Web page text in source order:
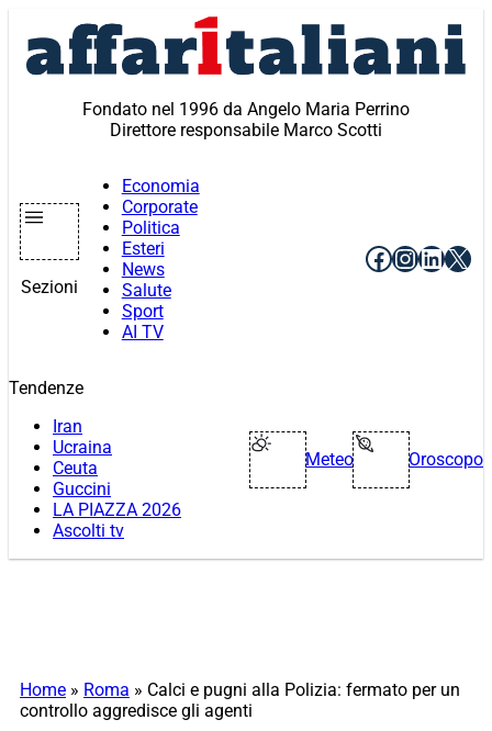
contenuto
Fondato nel 1996 da Angelo Maria Perrino
Direttore responsabile Marco Scotti
Sezioni
Economia
Corporate
Politica
Esteri
News
Salute
Sport
AI TV
Facebook
X
Tendenze
Iran
Ucraina
Ceuta
Guccini
LA PIAZZA 2026
Ascolti tv
Meteo Oroscopo
Home » Roma » Calci e pugni alla Polizia: fermato per un
controllo aggredisce gli agenti